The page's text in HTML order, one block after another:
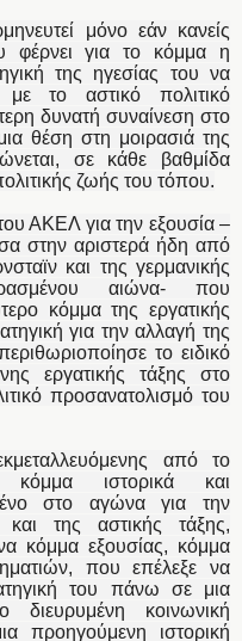
μόνο εάν κανείς
φέρνει για το κόμμα η
της ηγεσίας του να
με το αστικό πολιτικό
δυνατή συναίνεση στο
θέση στη μοιρασιά της
σε κάθε βαθμίδα
ζωής του τόπου.
ΑΚΕΛ για την εξουσία –
στην αριστερά ήδη από
και της γερμανικής
αιώνα- που
κόμμα της εργατικής
για την αλλαγή της
το ειδικό
εργατικής τάξης στο
προσανατολισμό του
από το
κόμμα ιστορικά και
στο αγώνα για την
της αστικής τάξης,
κόμμα εξουσίας, κόμμα
που επέλεξε να
του πάνω σε μια
κοινωνική
προηγούμενη ιστορική